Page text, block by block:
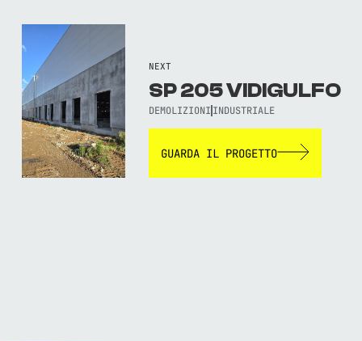
NEXT
SP 205 VIDIGULFO
DEMOLIZIONI INDUSTRIALE
GUARDA IL PROGETTO